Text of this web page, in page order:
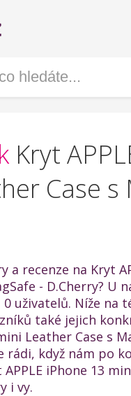
Kryt
Case s
a recenze na Kryt
- D.Cherry? U
0 uživatelů. Níže na
také jejich
Leather Case s
rádi, když nám po
iPhone 13
i vy.